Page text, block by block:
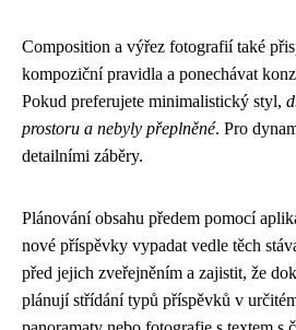
Composition a výřez fotografií také
kompoziční pravidla a ponechávat
Pokud preferujete minimalistický styl,
prostoru a nebyly přeplněné. Pro
detailními záběry.
Plánování obsahu předem pomocí
nové příspěvky vypadat vedle těch
před jejich zveřejněním a zajistit, že
plánují střídání typů příspěvků v